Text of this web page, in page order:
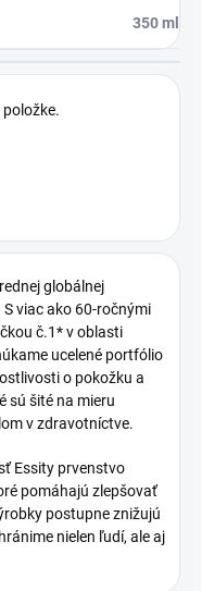
350 ml
globálnej
viac ako 60-ročnými
č.1* v oblasti
ucelené portfólio
o pokožku a
sú šité na mieru
v zdravotníctve.
Essity prvenstvo
pomáhajú zlepšovať
postupne znižujú
nielen ľudí, ale aj